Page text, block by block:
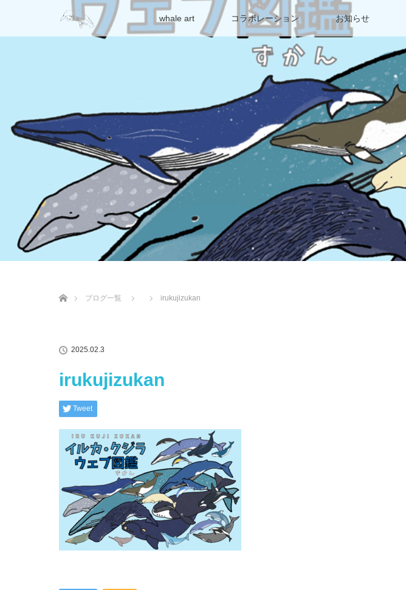
whale art コラボレーション お知らせ
ブログ一覧
irukujizukan
2025.02.3
irukujizukan
Tweet